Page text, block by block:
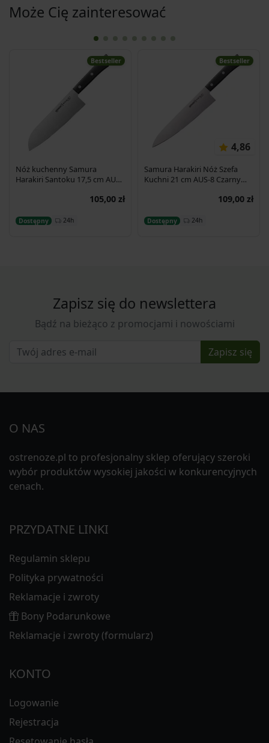
Może Cię zainteresować
Bestseller
Nóż kuchenny Samura
Harakiri Santoku 17,5 cm AUS-
105,00 zł
Dostępny 24h
Dodaj do koszyka
Bestseller
4,86
Samura Harakiri Nóż Szefa
Kuchni 21 cm AUS-8 Czarny
109,00 zł
Dostępny 24h
Dodaj do koszyka
Zapisz się do newslettera
Bądź na bieżąco z promocjami i nowościami
Zapisz się
O NAS
ostrenoze.pl to profesjonalny sklep oferujący szeroki
wybór produktów wysokiej jakości w konkurencyjnych
cenach.
PRZYDATNE LINKI
Regulamin sklepu
Polityka prywatności
Reklamacje i zwroty
Bony Podarunkowe
Reklamacje i zwroty (formularz)
KONTO
Logowanie
Rejestracja